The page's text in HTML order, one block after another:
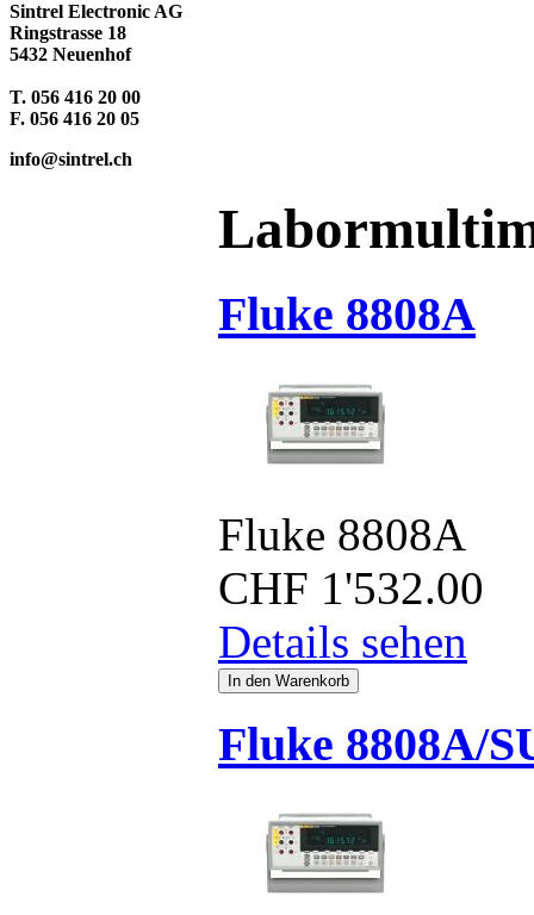
Sintrel Electronic AG
Ringstrasse 18
5432 Neuenhof
T. 056 416 20 00
F. 056 416 20 05
info@sintrel.ch
Fluke 8808A
Fluke 8808A
CHF 1'532.00
Details sehen
Fluke 8808A/